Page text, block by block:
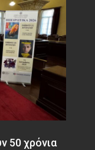
50 χρόνια